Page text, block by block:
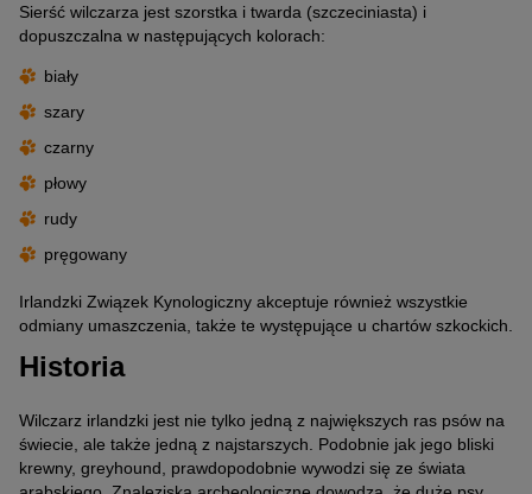
Sierść wilczarza jest szorstka i twarda (szczeciniasta) i
dopuszczalna w następujących kolorach:
biały
szary
czarny
płowy
rudy
pręgowany
Irlandzki Związek Kynologiczny akceptuje również wszystkie
odmiany umaszczenia, także te występujące u chartów szkockich.
Historia
Wilczarz irlandzki jest nie tylko jedną z największych ras psów na
świecie, ale także jedną z najstarszych. Podobnie jak jego bliski
krewny, greyhound, prawdopodobnie wywodzi się ze świata